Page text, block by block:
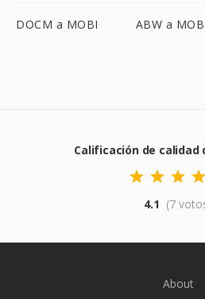
DOCM a MOBI ABW a
Calificación de calidad
4.1 (7
About